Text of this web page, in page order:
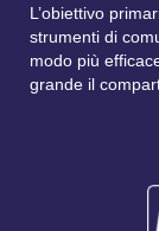
L’obiettivo
strumenti di
modo più
grande il